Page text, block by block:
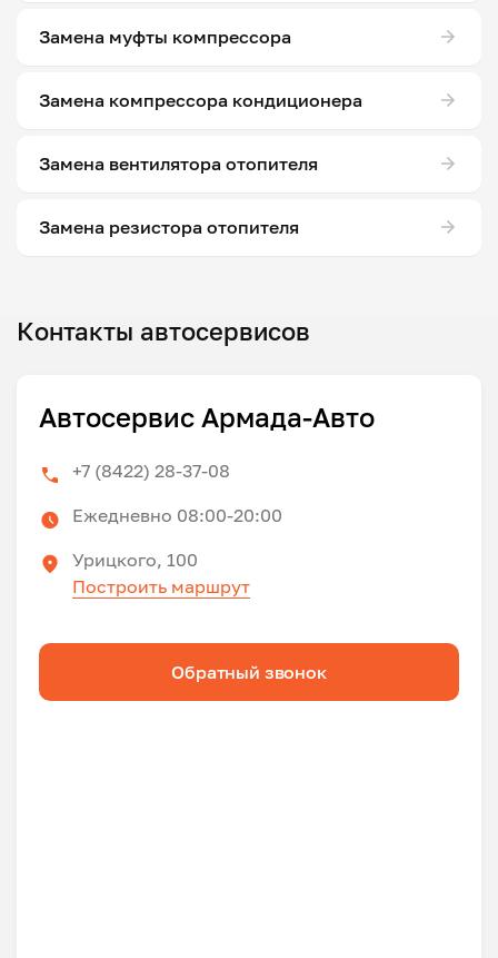
Замена муфты компрессора
Замена компрессора кондиционера
Замена вентилятора отопителя
Замена резистора отопителя
Контакты автосервисов
Автосервис Армада-Авто
+7 (8422) 28-37-08
Ежедневно 08:00-20:00
Урицкого, 100
Построить маршрут
Обратный звонок